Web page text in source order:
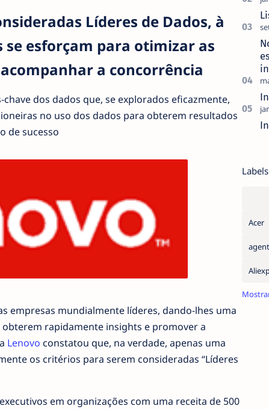
Líderes de Dados, à
se esforçam para otimizar as
a concorrência
dos dados que, se explorados eficazmente,
no uso dos dados para obterem resultados
de sucesso
empresas mundialmente líderes, dando-lhes uma
rapidamente insights e promover a
Lenovo constatou que, na verdade, apenas uma
os critérios para serem consideradas “Líderes
em organizações com uma receita de 500
Labels
Acer